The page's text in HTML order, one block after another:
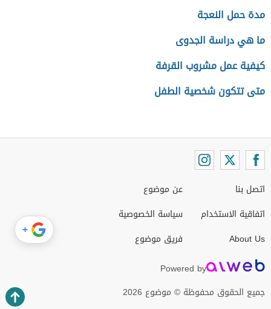
مدة حمل النعجة
ما هي دراسة الجدوى
كيفية عمل مشروب القرفة
متى تتكون شخصية الطفل
اتصل بنا
اتفاقية الاستخدام
About Us
عن موضوع
سياسة الخصوصية
فريق موضوع
Powered by
جميع الحقوق محفوظة © موضوع 2026
+